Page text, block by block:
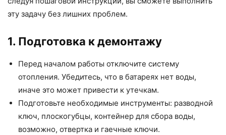
эту задачу без лишних проблем.
1. Подготовка к демонтажу
Перед началом работы отключите систему
отопления. Убедитесь, что в батареях нет воды,
иначе это может привести к утечкам.
Подготовьте необходимые инструменты: разводной
ключ, плоскогубцы, контейнер для сбора воды,
возможно, отвертка и гаечные ключи.